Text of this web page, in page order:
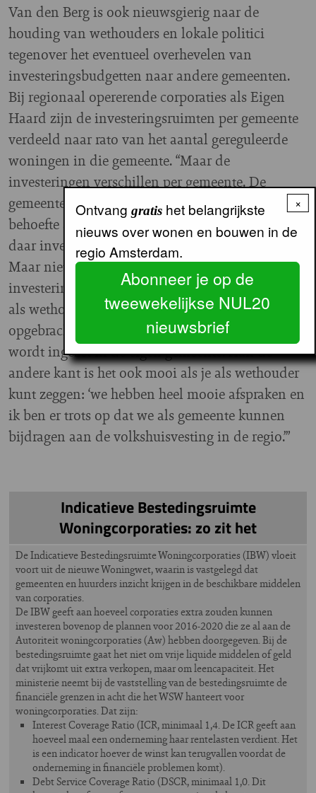
Van den Berg is ook nieuwsgierig naar de
houding van wethouders en lokale politici
tegenover het eventueel overhevelen van
investeringsbudgetten naar andere gemeenten.
Bij regionaal opererende corporaties als Eigen
Haard zijn de investeringsruimten per gemeente
verdeeld naar rato van het aantal gereguleerde
woningen in die gemeente. “Maar de
investeringen verschillen per gemeente. De
gemeente Amstelveen heeft bijvoorbeeld geen
behoefte aan sociale nieuwbouw. Dus blijven we
daar investeren in renovatie en verduurzaming.
Maar niet met extra toeters en bellen om het
investeringsbedrag te halen. Ik snap heus dat je er
als wethouder moeite mee kunt hebben als de
opgebrachte huur of de waarde niet helemaal
wordt ingezet in de eigen gemeente. Aan de
andere kant is het ook mooi als je als wethouder
kunt zeggen: ‘we hebben heel mooie afspraken en
ik ben er trots op dat we als gemeente kunnen
bijdragen aan de volkshuisvesting in de regio.’”
Indicatieve Bestedingsruimte
Woningcorporaties: zo zit het
De Indicatieve Bestedingsruimte Woningcorporaties (IBW) vloeit
voort uit de nieuwe Woningwet, waarin is vastgelegd dat
gemeenten en huurders inzicht krijgen in de beschikbare middelen
van corporaties.
De IBW geeft aan hoeveel corporaties extra zouden kunnen
investeren bovenop de plannen voor 2016-2020 die ze al aan de
Autoriteit woningcorporaties (Aw) hebben doorgegeven. Bij de
bestedingsruimte gaat het niet om vrije liquide middelen of geld
dat vrijkomt uit extra verkopen, maar om leencapaciteit. Het
ministerie neemt bij de vaststelling van de bestedingsruimte de
financiële grenzen in acht die het WSW hanteert voor
woningcorporaties. Dat zijn:
Interest Coverage Ratio (ICR, minimaal 1,4. De ICR geeft aan
hoeveel maal een onderneming haar rentelasten verdient. Het
is een indicator hoever de winst kan terugvallen voordat de
onderneming in financiële problemen komt).
Debt Service Coverage Ratio (DSCR, minimaal 1,0. Dit
×
Ontvang gratishet belangrijkste
nieuws over wonen en bouwen in de
regio Amsterdam.
Abonneer je op de
tweewekelijkse NUL20
nieuwsbrief